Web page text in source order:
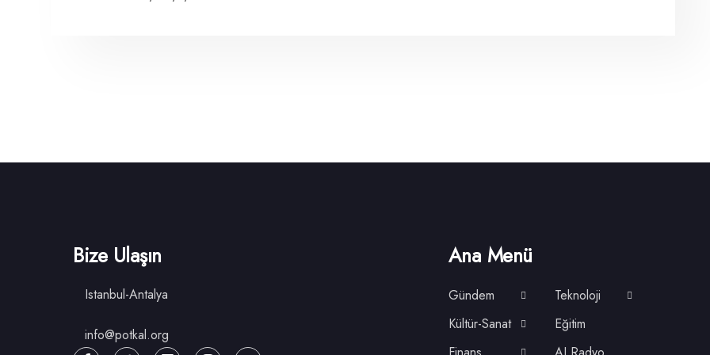
Bize Ulaşın
Istanbul-Antalya
info@potkal.org
Ana Menü
Gündem
Teknoloji
Kültür-Sanat
Eğitim